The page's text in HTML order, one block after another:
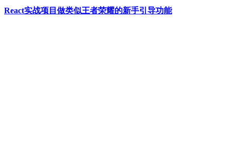
React实战项目做类似王者荣耀的新手引导功能